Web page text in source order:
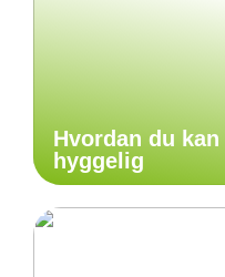
Hvordan du
hyggelig